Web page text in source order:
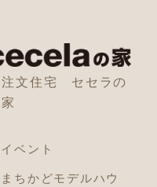
注文住宅 セセラの
家
イベント
まちかどモデルハウ